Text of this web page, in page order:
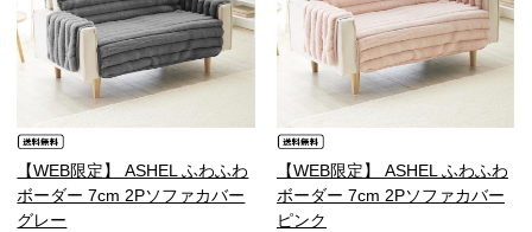
【WEB限定】 ASHEL ふわふわ
ボーダー 7cm 2Pソファカバー
グレー
【WEB限定】 ASHEL ふわふわ
ボーダー 7cm 2Pソファカバー
ピンク